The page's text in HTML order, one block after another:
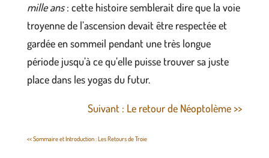
mille ans: cette histoire semblerait dire que la voie
troyenne de l’ascension devait être respectée et
gardée en sommeil pendant une très longue
période jusqu’à ce qu’elle puisse trouver sa juste
place dans les yogas du futur.
Suivant : Le retour de Néoptolème >>
<< Sommaire et Introduction : Les Retours de Troie